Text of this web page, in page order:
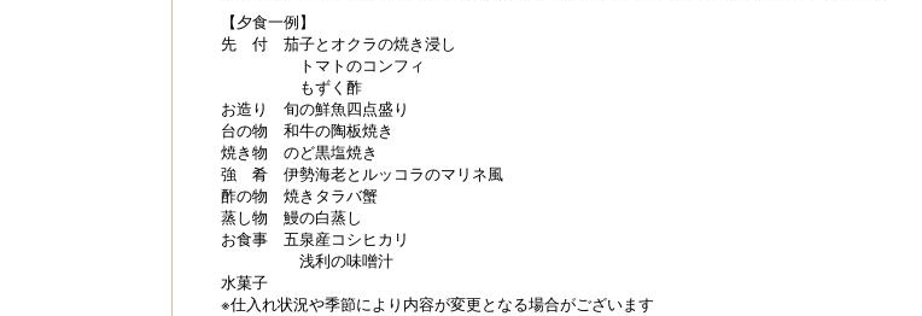
【夕食一例】
先 付 茄子とオクラの焼き浸し
トマトのコンフィ
もずく酢
お造り 旬の鮮魚四点盛り
台の物 和牛の陶板焼き
焼き物 のど黒塩焼き
強 肴 伊勢海老とルッコラのマリネ風
酢の物 焼きタラバ蟹
蒸し物 鰻の白蒸し
お食事 五泉産コシヒカリ
浅利の味噌汁
水菓子
※仕入れ状況や季節により内容が変更となる場合がございます